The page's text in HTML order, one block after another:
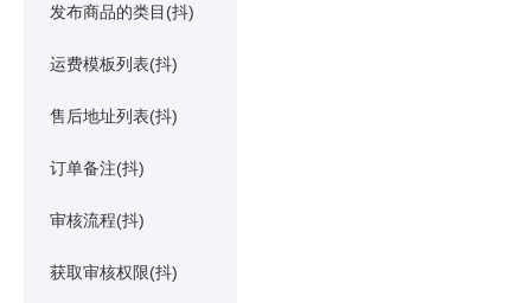
发布商品的类目(抖)
运费模板列表(抖)
售后地址列表(抖)
订单备注(抖)
审核流程(抖)
获取审核权限(抖)